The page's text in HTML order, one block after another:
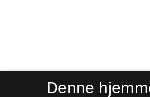
Denne